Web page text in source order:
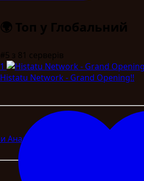
Аналітика
🌍 Топ у Глобальний
#5 з 81 серверів
1
Histatu Network - Grand Opening!!